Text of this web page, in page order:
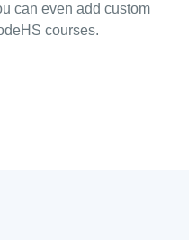
can even add custom
courses.